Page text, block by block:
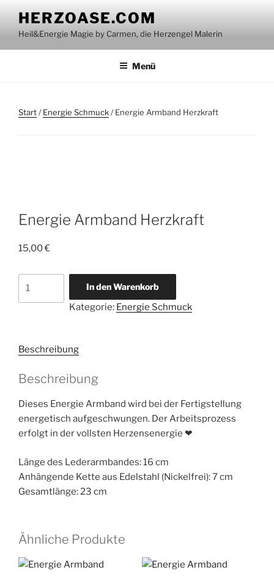
Inhalt
springen
HERZOASE.COM
Heil&Energie Magie by Carmen, die Herzengel Malerin
Menü
Start/Energie Schmuck/ Energie Armband Herzkraft
Energie Armband Herzkraft
15,00€
In den Warenkorb
Kategorie: Energie Schmuck
Beschreibung
Beschreibung
Dieses Energie Armband wird bei der Fertigstellung
energetisch aufgeschwungen. Der Arbeitsprozess
erfolgt in der vollsten Herzensenergie ❤
Länge des Lederarmbandes: 16 cm
Anhängende Kette aus Edelstahl (Nickelfrei): 7 cm
Gesamtlänge: 23 cm
Ähnliche Produkte